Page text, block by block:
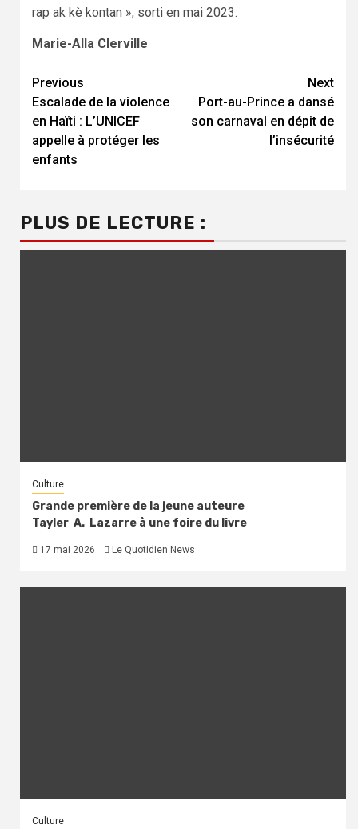
rap ak kè kontan », sorti en mai 2023.
Marie-Alla Clerville
Continue
Reading
Previous
Escalade de la violence
en Haïti : L’UNICEF
appelle à protéger les
enfants
Next
Port-au-Prince a dansé
son carnaval en dépit de
l’insécurité
PLUS DE LECTURE :
Culture
Grande première de la jeune auteure
Tayler A. Lazarre à une foire du livre
17 mai 2026 Le Quotidien News
Culture